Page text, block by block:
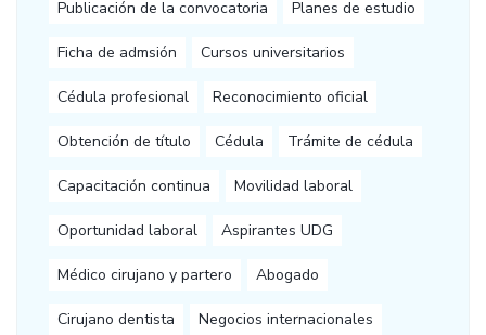
Publicación de la convocatoria Planes de estudio
Ficha de admsión Cursos universitarios
Cédula profesional Reconocimiento oficial
Obtención de título Cédula Trámite de cédula
Capacitación continua Movilidad laboral
Oportunidad laboral Aspirantes UDG
Médico cirujano y partero Abogado
Cirujano dentista Negocios internacionales